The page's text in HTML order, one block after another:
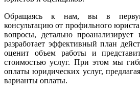
Обращаясь к нам, вы в первую
консультацию от профильного
вопросы, детально
разработает эффективный план
оценит объем работы и
стоимостью услуг. При этом мы
оплаты юридических услуг,
варианты оплаты.